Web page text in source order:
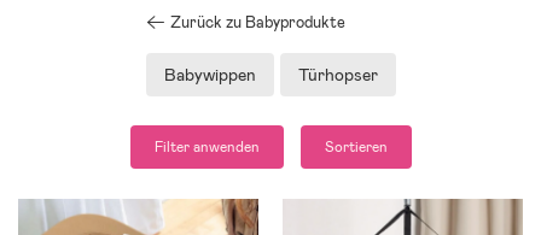
Zurück zu Babyprodukte
Babywippen Türhopser
Filter anwenden Sortieren